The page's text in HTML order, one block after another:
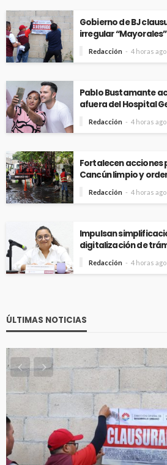
Gobierno de BJ
irregular “Mayorales”
Redacción 4 horas ago
Pablo Bustamante
afuera del Hospital
Redacción 4 horas ago
Fortalecen acciones
Cancún limpio y
Redacción 4 horas ago
Impulsan
digitalización de
Redacción 4 horas ago
ÚLTIMAS NOTICIAS